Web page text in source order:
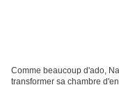
Comme beaucoup d'ado,
transformer sa chambre